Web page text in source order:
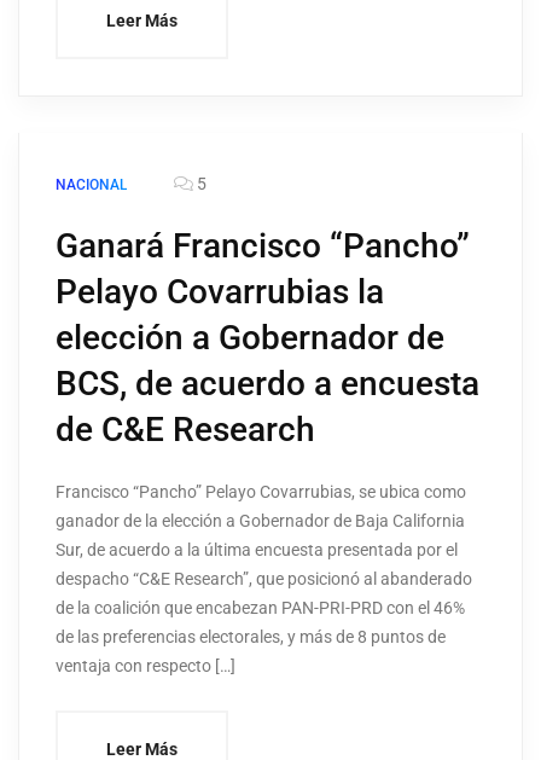
Leer Más
NACIONAL 5
Ganará Francisco “Pancho”
Pelayo Covarrubias la
elección a Gobernador de
BCS, de acuerdo a encuesta
de C&E Research
Francisco “Pancho” Pelayo Covarrubias, se ubica como
ganador de la elección a Gobernador de Baja California
Sur, de acuerdo a la última encuesta presentada por el
despacho “C&E Research”, que posicionó al abanderado
de la coalición que encabezan PAN-PRI-PRD con el 46%
de las preferencias electorales, y más de 8 puntos de
ventaja con respecto […]
Leer Más